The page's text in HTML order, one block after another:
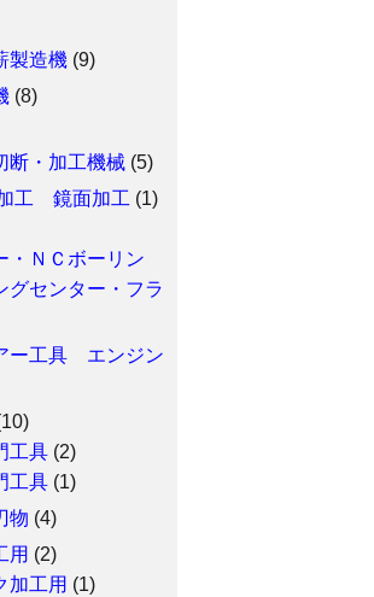
製造機 (9)
(8)
断・加工機械 (5)
工 鏡面加工 (1)
・ＮＣボーリン
グセンター・フラ
ー工具 エンジン
工具 (2)
工具 (1)
物 (4)
用 (2)
加工用 (1)